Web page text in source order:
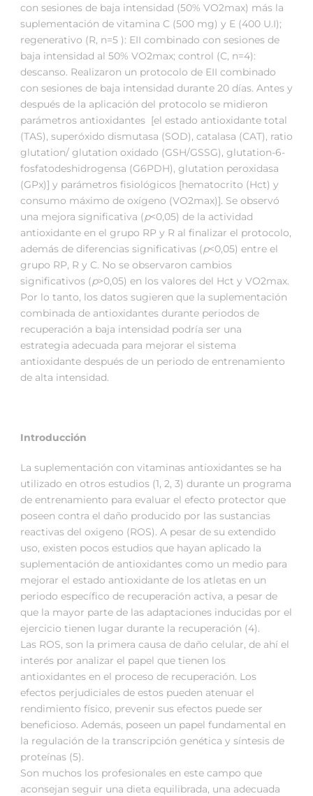
con sesiones de baja intensidad (50% VO2max) más la
suplementación de vitamina C (500 mg) y E (400 U.I);
regenerativo (R, n=5 ): EII combinado con sesiones de
baja intensidad al 50% VO2max; control (C, n=4):
descanso. Realizaron un protocolo de EII combinado
con sesiones de baja intensidad durante 20 días. Antes y
después de la aplicación del protocolo se midieron
parámetros antioxidantes [el estado antioxidante total
(TAS), superóxido dismutasa (SOD), catalasa (CAT), ratio
glutation/ glutation oxidado (GSH/GSSG), glutation-6-
fosfatodeshidrogensa (G6PDH), glutation peroxidasa
(GPx)] y parámetros fisiológicos [hematocrito (Hct) y
consumo máximo de oxígeno (VO2max)]. Se observó
una mejora significativa (p<0,05) de la actividad
antioxidante en el grupo RP y R al finalizar el protocolo,
además de diferencias significativas (p<0,05) entre el
grupo RP, R y C. No se observaron cambios
significativos (p>0,05) en los valores del Hct y VO2max.
Por lo tanto, los datos sugieren que la suplementación
combinada de antioxidantes durante periodos de
recuperación a baja intensidad podría ser una
estrategia adecuada para mejorar el sistema
antioxidante después de un periodo de entrenamiento
de alta intensidad.
Introducción
La suplementación con vitaminas antioxidantes se ha
utilizado en otros estudios (1, 2, 3) durante un programa
de entrenamiento para evaluar el efecto protector que
poseen contra el daño producido por las sustancias
reactivas del oxigeno (ROS). A pesar de su extendido
uso, existen pocos estudios que hayan aplicado la
suplementación de antioxidantes como un medio para
mejorar el estado antioxidante de los atletas en un
periodo específico de recuperación activa, a pesar de
que la mayor parte de las adaptaciones inducidas por el
ejercicio tienen lugar durante la recuperación (4).
Las ROS, son la primera causa de daño celular, de ahí el
interés por analizar el papel que tienen los
antioxidantes en el proceso de recuperación. Los
efectos perjudiciales de estos pueden atenuar el
rendimiento físico, prevenir sus efectos puede ser
beneficioso. Además, poseen un papel fundamental en
la regulación de la transcripción genética y síntesis de
proteínas (5).
Son muchos los profesionales en este campo que
aconsejan seguir una dieta equilibrada, una adecuada